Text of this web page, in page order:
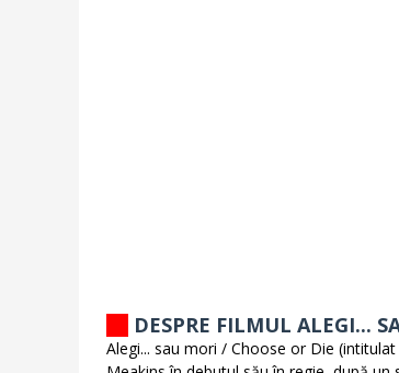
DESPRE FILMUL ALEGI...
Alegi... sau mori / Choose or Die